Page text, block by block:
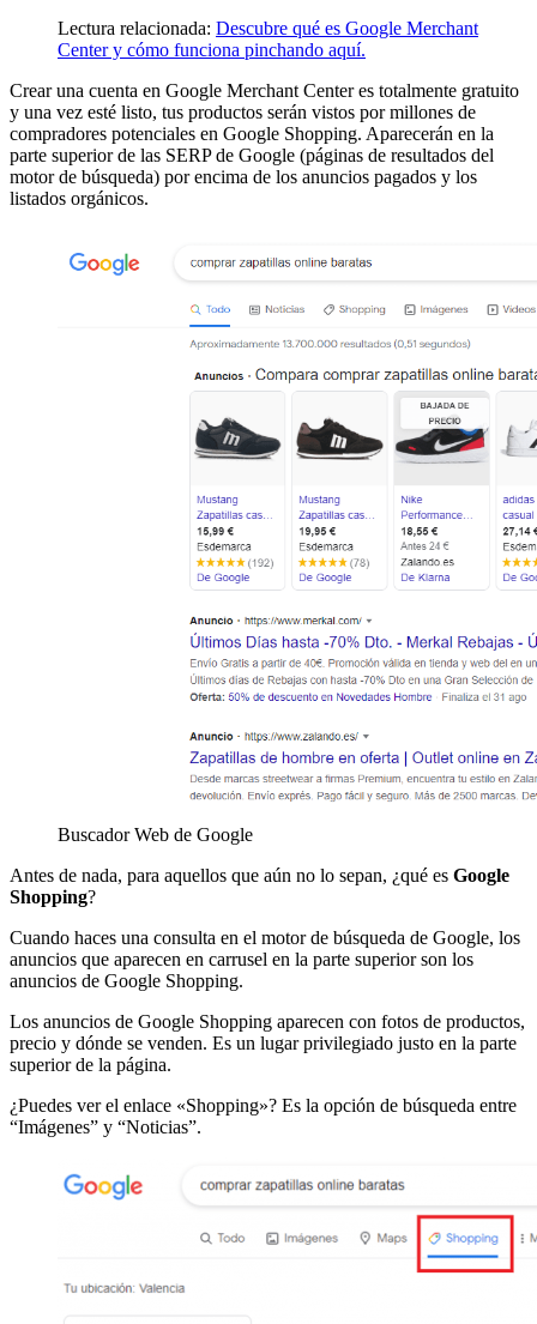
Lectura relacionada: Descubre qué es Google Merchant
Center y cómo funciona pinchando aquí.
Crear una cuenta en Google Merchant Center es totalmente gratuito
y una vez esté listo, tus productos serán vistos por millones de
compradores potenciales en Google Shopping. Aparecerán en la
parte superior de las SERP de Google (páginas de resultados del
motor de búsqueda) por encima de los anuncios pagados y los
listados orgánicos.
Buscador Web de Google
Antes de nada, para aquellos que aún no lo sepan, ¿qué es Google
Shopping?
Cuando haces una consulta en el motor de búsqueda de Google, los
anuncios que aparecen en carrusel en la parte superior son los
anuncios de Google Shopping.
Los anuncios de Google Shopping aparecen con fotos de productos,
precio y dónde se venden. Es un lugar privilegiado justo en la parte
superior de la página.
¿Puedes ver el enlace «Shopping»? Es la opción de búsqueda entre
“Imágenes” y “Noticias”.